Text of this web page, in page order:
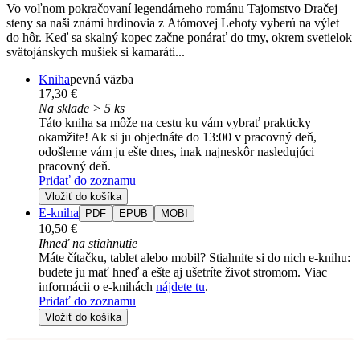
Vo voľnom pokračovaní legendárneho románu Tajomstvo Dračej
steny sa naši známi hrdinovia z Atómovej Lehoty vyberú na výlet
do hôr. Keď sa skalný kopec začne ponárať do tmy, okrem svetielok
svätojánskych mušiek si kamaráti...
Knihapevná väzba
17,30 €
Na sklade > 5 ks
Táto kniha sa môže na cestu ku vám vybrať prakticky
okamžite! Ak si ju objednáte do 13:00 v pracovný deň,
odošleme vám ju ešte dnes, inak najneskôr nasledujúci
pracovný deň.
Pridať do zoznamu
Vložiť do košíka
E-kniha PDF EPUB MOBI
10,50 €
Ihneď na stiahnutie
Máte čítačku, tablet alebo mobil? Stiahnite si do nich e-knihu:
budete ju mať hneď a ešte aj ušetríte život stromom. Viac
informácii o e-knihách nájdete tu.
Pridať do zoznamu
Vložiť do košíka